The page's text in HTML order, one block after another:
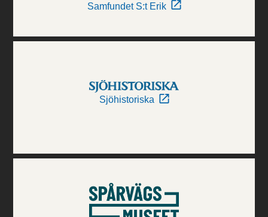
Samfundet S:t Erik
Sjöhistoriska